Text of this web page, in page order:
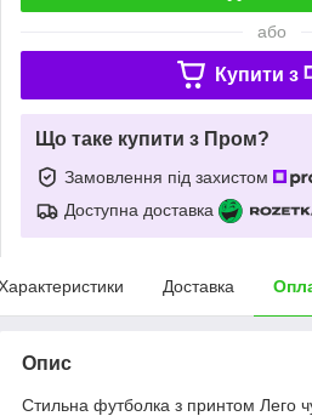
або
Купити з
Що таке купити з Пром?
Замовлення під захистом
Доступна доставка
Доставка
Опис
Стильна футболка з принтом Лего